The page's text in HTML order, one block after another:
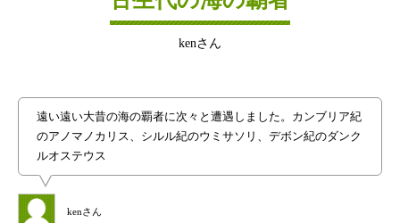
kenさん
kenさん
遠い遠い大昔の海の覇者に次々と遭遇しました。カンブリア紀
のアノマノカリス、シルル紀のウミサソリ、デボン紀のダンク
ルオステウス